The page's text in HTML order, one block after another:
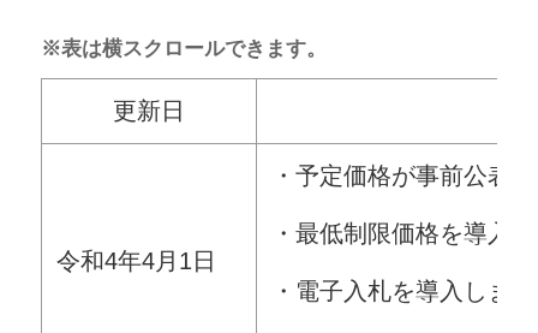
※表は横スクロールできます。
更新日
令和4年4月1日
・予定価格が事前公表
・最低制限価格を導入
・電子入札を導入しま